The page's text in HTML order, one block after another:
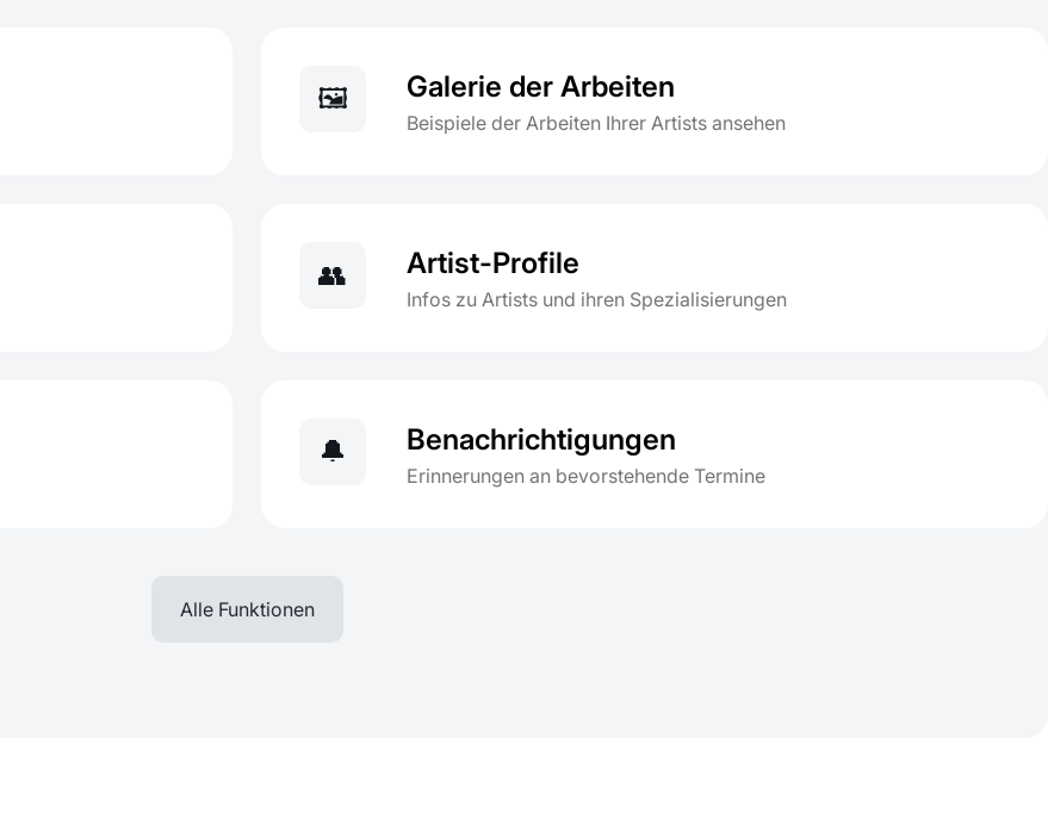
🖼️ Galerie der Arbeiten
Beispiele der Arbeiten Ihrer Artists ansehen
👥 Artist-Profile
Infos zu Artists und ihren Spezialisierungen
🔔 Benachrichtigungen
Erinnerungen an bevorstehende Termine
Alle Funktionen